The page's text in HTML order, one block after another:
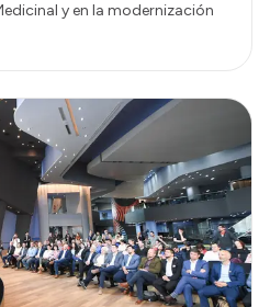
y en la modernización